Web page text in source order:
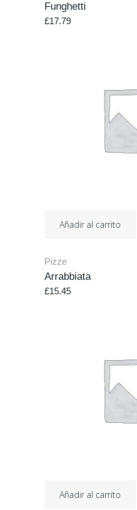
Funghetti
£17.79
Añadir al carrito
Pizze
Arrabbiata
£15.45
Añadir al carrito